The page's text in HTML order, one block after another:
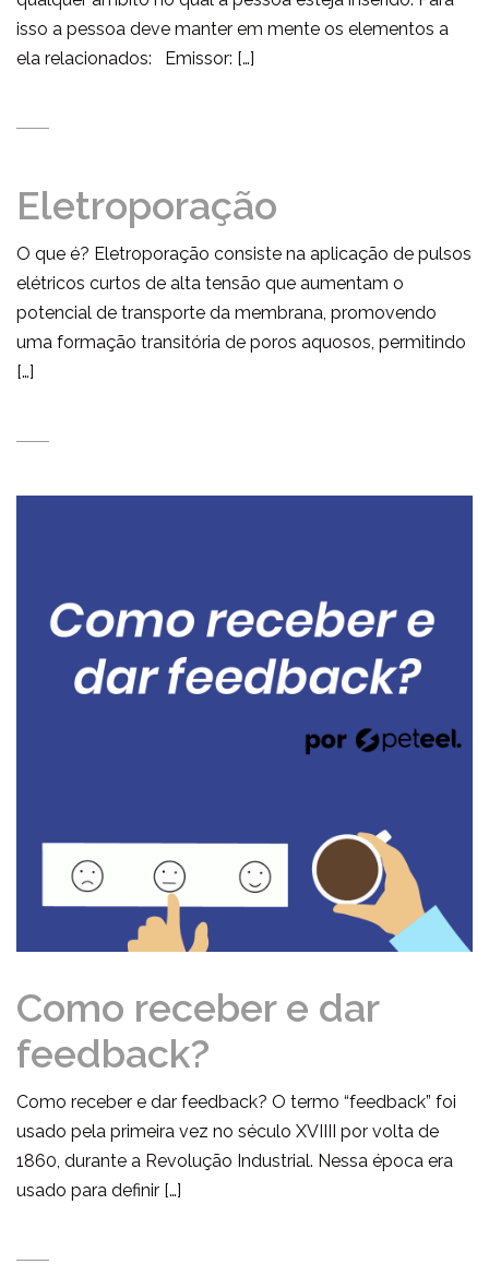
isso a pessoa deve manter em mente os elementos a
ela relacionados: Emissor: […]
Eletroporação
O que é? Eletroporação consiste na aplicação de pulsos
elétricos curtos de alta tensão que aumentam o
potencial de transporte da membrana, promovendo
uma formação transitória de poros aquosos, permitindo
[…]
Como receber e dar
feedback?
Como receber e dar feedback? O termo “feedback” foi
usado pela primeira vez no século XVIIII por volta de
1860, durante a Revolução Industrial. Nessa época era
usado para definir […]